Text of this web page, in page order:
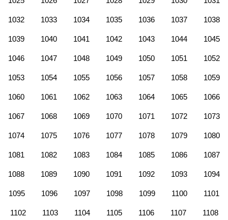
1032 1033 1034 1035 1036 1037 1038
1039 1040 1041 1042 1043 1044 1045
1046 1047 1048 1049 1050 1051 1052
1053 1054 1055 1056 1057 1058 1059
1060 1061 1062 1063 1064 1065 1066
1067 1068 1069 1070 1071 1072 1073
1074 1075 1076 1077 1078 1079 1080
1081 1082 1083 1084 1085 1086 1087
1088 1089 1090 1091 1092 1093 1094
1095 1096 1097 1098 1099 1100 1101
1102 1103 1104 1105 1106 1107 1108